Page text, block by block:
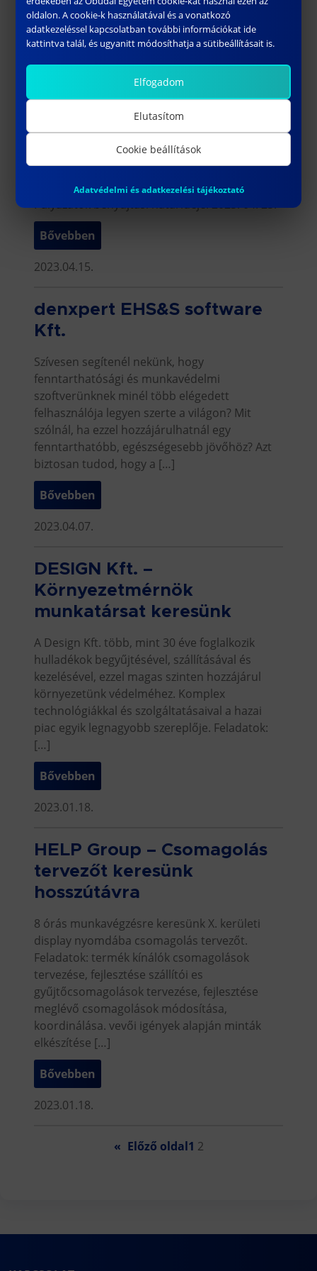
fejlesztjük […]
Bővebben
2023.07.14.
Rejtő Sándor Könnyűipari
és Környezetmérnöki Kar,
Médiatechnológiai Intézet –
Pályázatok benyújtási határideje: 2023. 04. 25.
Bővebben
2023.04.15.
denxpert EHS&S software
Kft.
Szívesen segítenél nekünk, hogy
fenntarthatósági és munkavédelmi
szoftverünknek minél több elégedett
felhasználója legyen szerte a világon? Mit
szólnál, ha ezzel hozzájárulhatnál egy
fenntarthatóbb, egészségesebb jövőhöz? Azt
biztosan tudod, hogy a […]
Bővebben
2023.04.07.
DESIGN Kft. –
Környezetmérnök
munkatársat keresünk
A Design Kft. több, mint 30 éve foglalkozik
hulladékok begyűjtésével, szállításával és
kezelésével, ezzel magas szinten hozzájárul
környezetünk védelméhez. Komplex
technológiákkal és szolgáltatásaival a hazai
piac egyik legnagyobb szereplője. Feladatok:
[…]
Bővebben
2023.01.18.
HELP Group – Csomagolás
tervezőt keresünk
hosszútávra
8 órás munkavégzésre keresünk X. kerületi
display nyomdába csomagolás tervezőt.
Feladatok: termék kínálók csomagolások
tervezése, fejlesztése szállítói es
gyűjtőcsomagolások tervezése, fejlesztése
meglévő csomagolások módosítása,
koordinálása. vevői igények alapján minták
elkészítése […]
Bővebben
2023.01.18.
« Előző oldal1 2
oldalon. A cookie-k használatával és a vonatkozó
adatkezeléssel kapcsolatban további információkat ide
kattintva talál, és ugyanitt módosíthatja a sütibeállításait is.
Elfogadom
Elutasítom
Cookie beállítások
Adatvédelmi és adatkezelési tájékoztató